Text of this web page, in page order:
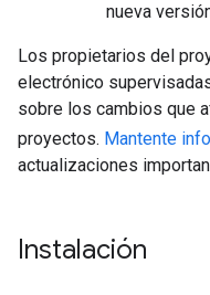
nueva
Los propietarios del
electrónico
sobre los cambios que
proyectos. Mantente
actualizaciones
Instalación